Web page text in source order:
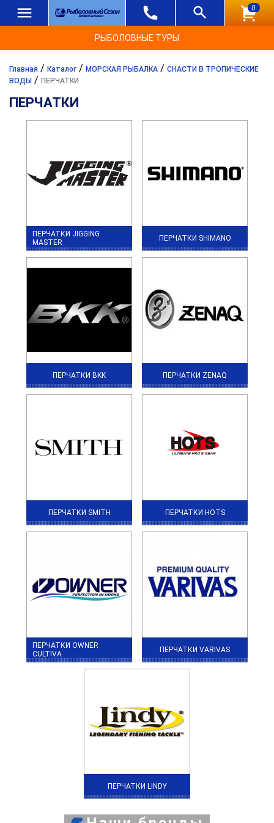
0
РЫБОЛОВНЫЕ ТУРЫ
Главная / Каталог / МОРСКАЯ РЫБАЛКА / СНАСТИ В ТРОПИЧЕСКИЕ
ВОДЫ / ПЕРЧАТКИ
ПЕРЧАТКИ
ПЕРЧАТКИ JIGGING
MASTER
ПЕРЧАТКИ SHIMANO
ПЕРЧАТКИ BKK ПЕРЧАТКИ ZENAQ
ПЕРЧАТКИ SMITH ПЕРЧАТКИ HOTS
ПЕРЧАТКИ OWNER
CULTIVA
ПЕРЧАТКИ VARIVAS
ПЕРЧАТКИ LINDY